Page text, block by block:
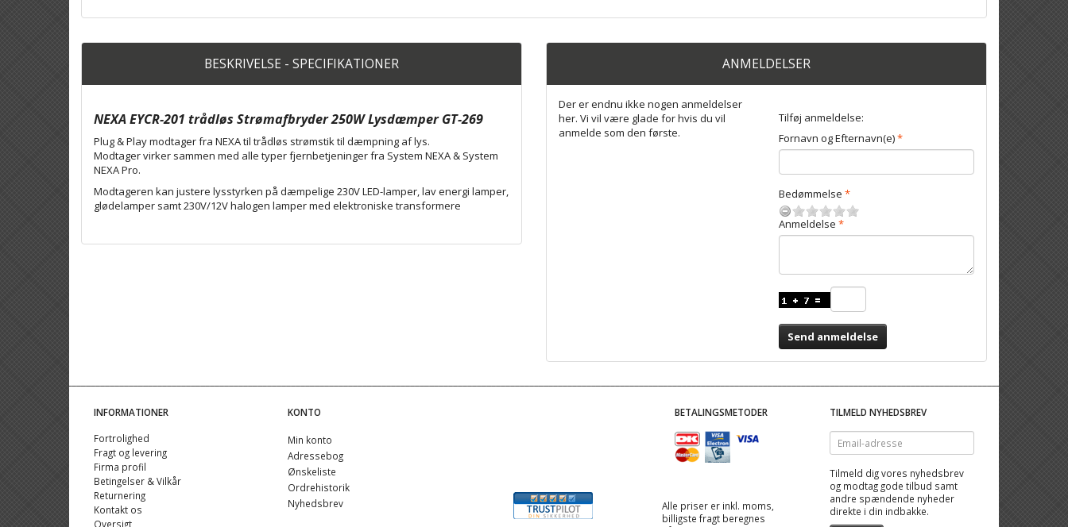
BESKRIVELSE - SPECIFIKATIONER
NEXA EYCR-201 trådløs Strømafbryder 250W Lysdæmper GT-269
Plug & Play modtager fra NEXA til trådløs strømstik til dæmpning af lys.
Modtager virker sammen med alle typer fjernbetjeninger fra System NEXA & System
NEXA Pro.
Modtageren kan justere lysstyrken på dæmpelige 230V LED-lamper, lav energi lamper,
glødelamper samt 230V/12V halogen lamper med elektroniske transformere
ANMELDELSER
Der er endnu ikke nogen anmeldelser
her. Vi vil være glade for hvis du vil
anmelde som den første.
Tilføj anmeldelse:
Fornavn og Efternavn(e)
Bedømmelse
Anmeldelse
Send anmeldelse
INFORMATIONER
Fortrolighed
Fragt og levering
Firma profil
Betingelser & Vilkår
Returnering
Kontakt os
Oversigt
KONTO
Min konto
Adressebog
Ønskeliste
Ordrehistorik
Nyhedsbrev
BETALINGSMETODER
Alle priser er inkl. moms,
billigste fragt beregnes
TILMELD NYHEDSBREV
Email-
adresse
Tilmeld dig vores nyhedsbrev
og modtag gode tilbud samt
andre spændende nyheder
direkte i din indbakke.